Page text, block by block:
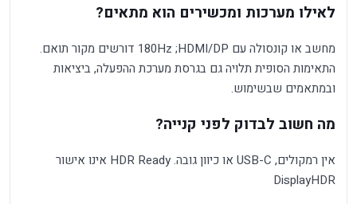
לאילו מערכות ומכשירים הוא מתאים?
מחשב או קונסולה עם HDMI/DP; ‏180Hz דורשים מקור תואם.
התאימות הסופית תלויה גם בגרסת מערכת ההפעלה, ביציאות
ובמתאמים שבשימוש.
מה חשוב לבדוק לפני קנייה?
אין רמקולים, USB-C או כיוון גובה. HDR Ready אינו אישור
DisplayHDR